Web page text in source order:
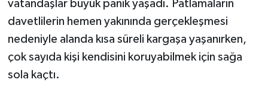
vatandaşlar büyük panik yaşadı. Patlamaların
davetlilerin hemen yakınında gerçekleşmesi
nedeniyle alanda kısa süreli kargaşa yaşanırken,
çok sayıda kişi kendisini koruyabilmek için sağa
sola kaçtı.